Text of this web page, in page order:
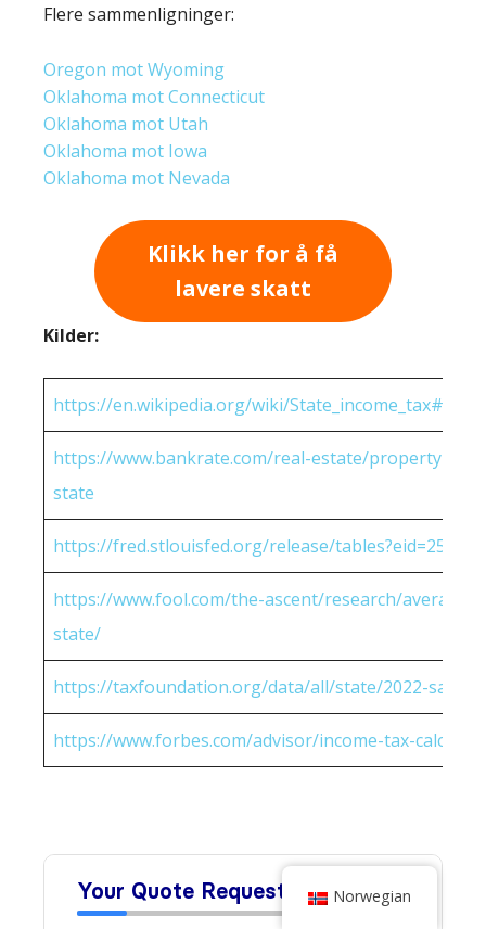
Flere sammenligninger:
Oregon mot Wyoming
Oklahoma mot Connecticut
Oklahoma mot Utah
Oklahoma mot Iowa
Oklahoma mot Nevada
Klikk her for å få
lavere skatt
Kilder:
https://en.wikipedia.org/wiki/
https://www.bankrate.com/real-estate/property-
state
https://fred.stlouisfed.org/release/
https://www.fool.com/the-ascent/research/average-
state/
https://taxfoundation.org/data/all/state/2022-sales-
https://www.forbes.com/advisor/income-tax-
Norwegian